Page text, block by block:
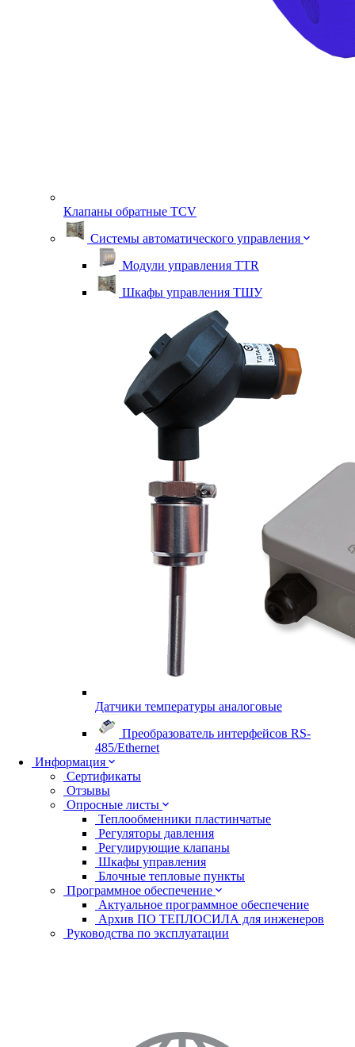
Клапаны обратные TСV
Системы автоматического управления
Модули управления TTR
Шкафы управления ТШУ
Датчики температуры аналоговые
Преобразователь интерфейсов RS-
485/Ethernet
Информация
Сертификаты
Отзывы
Опросные листы
Теплообменники пластинчатые
Регуляторы давления
Регулирующие клапаны
Шкафы управления
Блочные тепловые пункты
Программное обеспечение
Актуальное программное обеспечение
Архив ПО ТЕПЛОСИЛА для инженеров
Руководства по эксплуатации